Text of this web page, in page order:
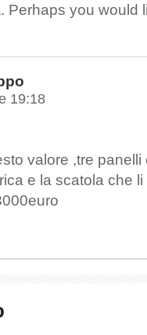
. Perhaps you would
19:18
valore ,tre
e la scatola che